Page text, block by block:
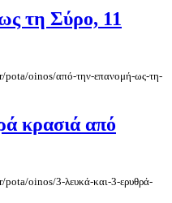
τη Σύρο, 11
oinos/από-την-επανομή-ως-τη-
κρασιά από
oinos/3-λευκά-και-3-ερυθρά-